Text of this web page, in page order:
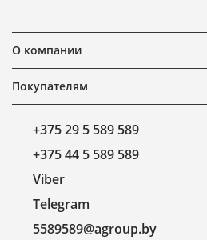
О компании
Покупателям
+375 29 5 589 589
+375 44 5 589 589
Viber
Telegram
5589589@agroup.by